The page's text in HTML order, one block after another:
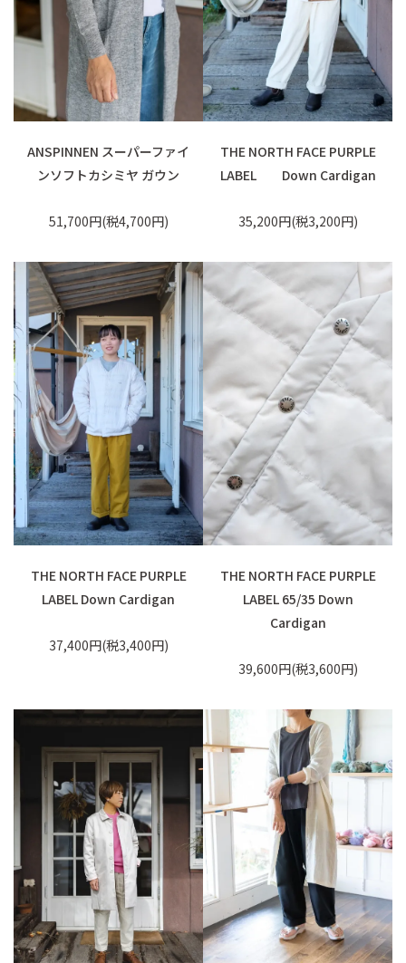
ANSPINNEN スーパーファイ
ンソフトカシミヤ ガウン
51,700円(税4,700円)
THE NORTH FACE PURPLE
LABEL Down Cardigan
35,200円(税3,200円)
THE NORTH FACE PURPLE
LABEL Down Cardigan
37,400円(税3,400円)
THE NORTH FACE PURPLE
LABEL 65/35 Down
Cardigan
39,600円(税3,600円)